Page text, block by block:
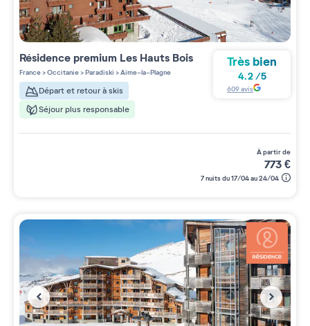
Résidence premium Les Hauts Bois
France>Occitanie>Paradiski >Aime-la-Plagne
Départ et retour à skis
Séjour plus responsable
Très bien
4.2/5
609avis
à partir de
773€
7 nuits du 17/04 au 24/04